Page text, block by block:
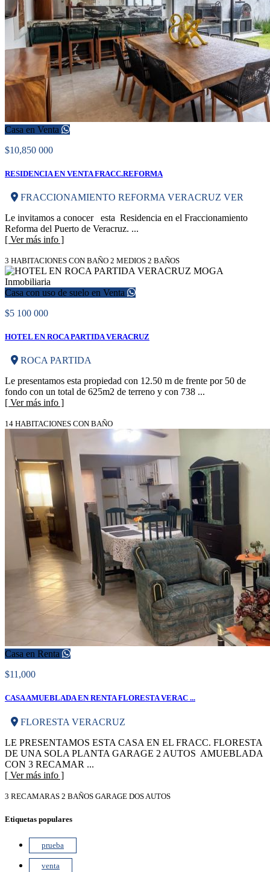
Casa en Venta
$10,850 000
RESIDENCIA EN VENTA FRACC.REFORMA
FRACCIONAMIENTO REFORMA VERACRUZ VER
Le invitamos a conocer esta Residencia en el Fraccionamiento
Reforma del Puerto de Veracruz. ...
[ Ver más info ]
3 HABITACIONES CON BAÑO 2 MEDIOS 2 BAÑOS
Casa con uso de suelo en Venta
$5 100 000
HOTEL EN ROCA PARTIDA VERACRUZ
ROCA PARTIDA
Le presentamos esta propiedad con 12.50 m de frente por 50 de
fondo con un total de 625m2 de terreno y con 738 ...
[ Ver más info ]
14 HABITACIONES CON BAÑO
Casa en Renta
$11,000
CASA AMUEBLADA EN RENTA FLORESTA VERAC ...
FLORESTA VERACRUZ
LE PRESENTAMOS ESTA CASA EN EL FRACC. FLORESTA
DE UNA SOLA PLANTA GARAGE 2 AUTOS AMUEBLADA
CON 3 RECAMAR ...
[ Ver más info ]
3 RECAMARAS 2 BAÑOS GARAGE DOS AUTOS
Etiquetas populares
prueba
venta